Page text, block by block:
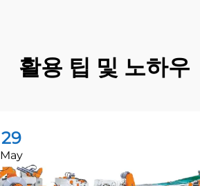
활용 팁 및 노하우
29
May